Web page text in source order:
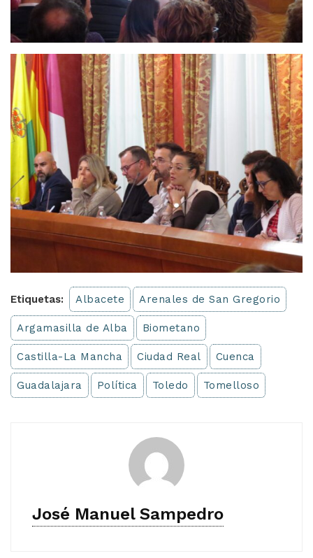
Etiquetas: Albacete Arenales de San Gregorio
Argamasilla de Alba Biometano
Castilla-La Mancha Ciudad Real Cuenca
Guadalajara Política Toledo Tomelloso
José Manuel Sampedro